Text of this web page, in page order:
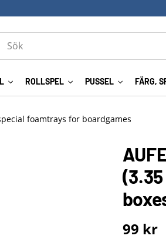
ROLLSPEL PUSSEL FÄRG,
special foamtrays for boardgames
99 kr